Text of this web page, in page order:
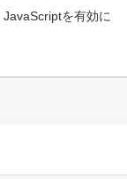
を有効に